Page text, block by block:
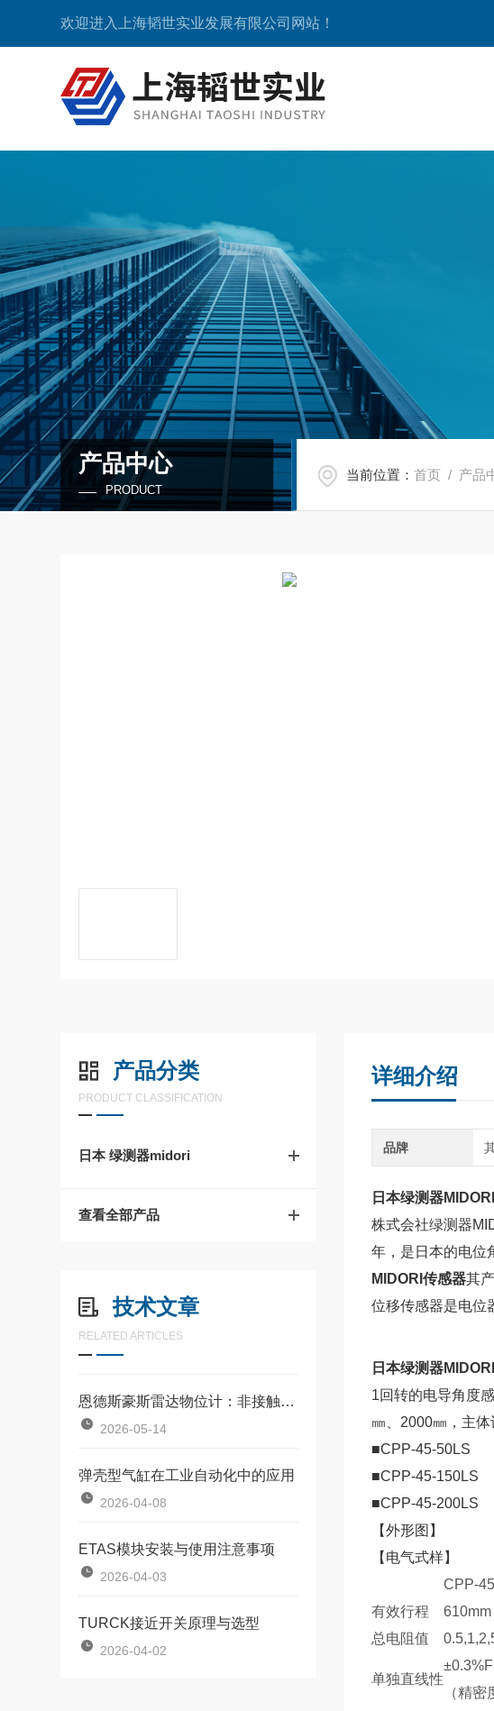
欢迎进入上海韬世实业发展有限公司网站！
产品中心
PRODUCT
当前位置：首页 / 产品
产品分类
PRODUCT CLASSIFICATION
日本 绿测器midori
查看全部产品
技术文章
RELATED ARTICLES
恩德斯豪斯雷达物位计：非接触式物位测量的核心设备
2026-05-14
弹壳型气缸在工业自动化中的应用
2026-04-08
ETAS模块安装与使用注意事项
2026-04-03
TURCK接近开关原理与选型
2026-04-02
详细介绍
品牌
日本绿测器
株式会社绿测器
年，是日本的电位
MIDORI传感器其
位移传感器是电位
日本绿测器
1回转的电导角度
㎜、2000㎜，主
■CPP-45-50LS
■CPP-45-150LS
■CPP-45-200LS
【外形图】
【电气式样】
CPP-
有效行程
610mm
总电阻值
单独直线性
（精密